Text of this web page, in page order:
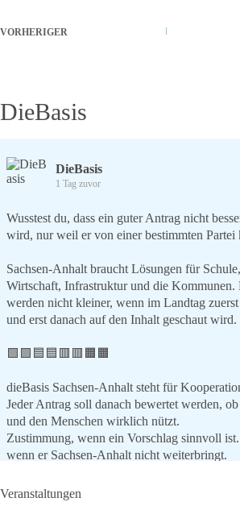
VORHERIGER
DieBasis
DieBasis
1 Tag zuvor
Wusstest du, dass ein guter Antrag nicht
wird, nur weil er von einer bestimmten Partei
Sachsen-Anhalt braucht Lösungen für
Wirtschaft, Infrastruktur und die Kommunen.
werden nicht kleiner, wenn im Landtag
und erst danach auf den Inhalt geschaut wird.
🟩🟩🟦🟦🟥🟥🟧🟧
dieBasis Sachsen-Anhalt steht für
Jeder Antrag soll danach bewertet werden,
und den Menschen wirklich nützt.
Zustimmung, wenn ein Vorschlag sinnvoll
wenn er Sachsen-Anhalt nicht weiterbringt.
💬 Was ist dir wichtiger: der Absender eines
Veranstaltungen